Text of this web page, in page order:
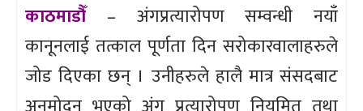
काठमाडौँ
– अंगप्रत्यारोपण सम्वन्धी नयाँ
कानूनलाई तत्काल पूर्णता दिन सरोकारवालाहरुले
जोड दिएका छन् । उनीहरुले हालै मात्र संसदबाट